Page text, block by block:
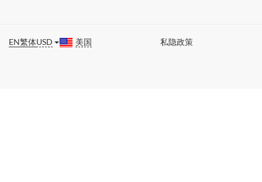
EN繁体USD 美国 私隐政策